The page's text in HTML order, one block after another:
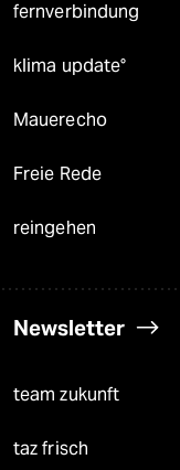
fernverbindung
klima update°
Mauerecho
Freie Rede
reingehen
Newsletter
team zukunft
taz frisch